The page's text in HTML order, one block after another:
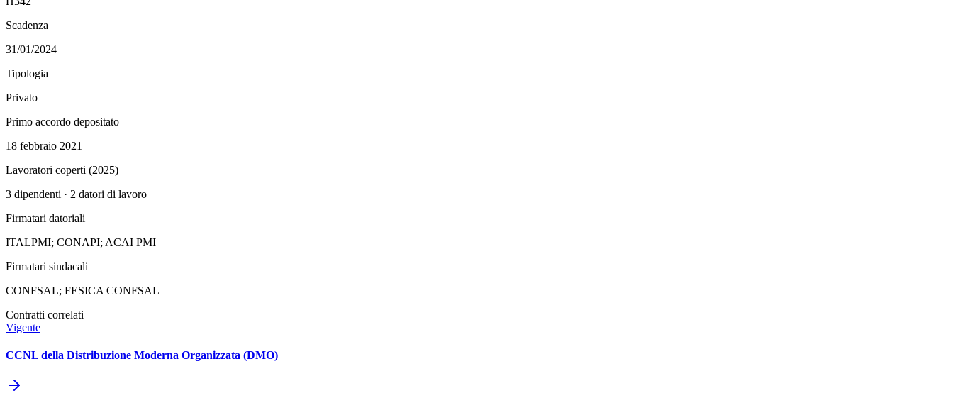
Scadenza
31/01/2024
Tipologia
Privato
Primo accordo depositato
18 febbraio 2021
Lavoratori coperti (2025)
3 dipendenti · 2 datori di lavoro
Firmatari datoriali
ITALPMI; CONAPI; ACAI PMI
Firmatari sindacali
CONFSAL; FESICA CONFSAL
Contratti correlati
Vigente
CCNL della Distribuzione Moderna Organizzata (DMO)